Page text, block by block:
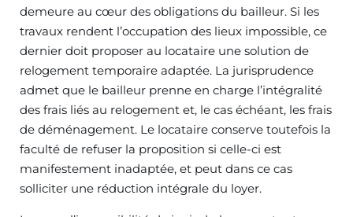
demeure au cœur des obligations du bailleur. Si les
travaux rendent l’occupation des lieux impossible, ce
dernier doit proposer au locataire une solution de
relogement temporaire adaptée. La jurisprudence
admet que le bailleur prenne en charge l’intégralité
des frais liés au relogement et, le cas échéant, les frais
de déménagement. Le locataire conserve toutefois la
faculté de refuser la proposition si celle-ci est
manifestement inadaptée, et peut dans ce cas
solliciter une réduction intégrale du loyer.